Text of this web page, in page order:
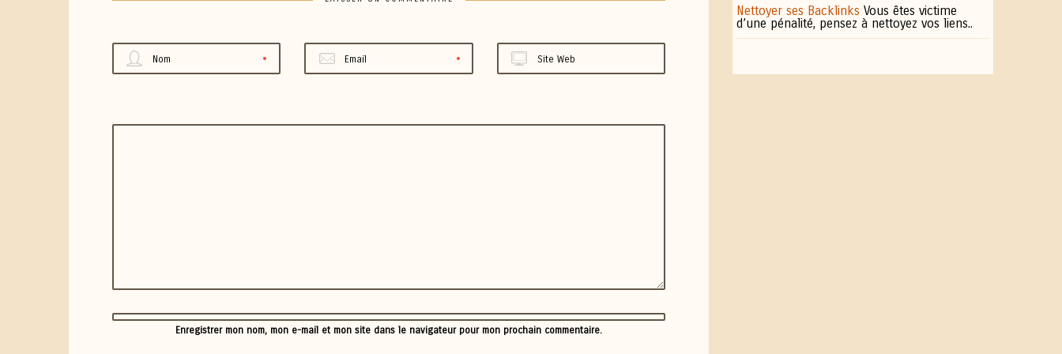
Nom Email Site Web
Enregistrer mon nom, mon e-mail et mon site dans le navigateur pour mon prochain commentaire.
Nettoyer ses Backlinks Vous êtes victime
d’une pénalité, pensez à nettoyez vos liens..